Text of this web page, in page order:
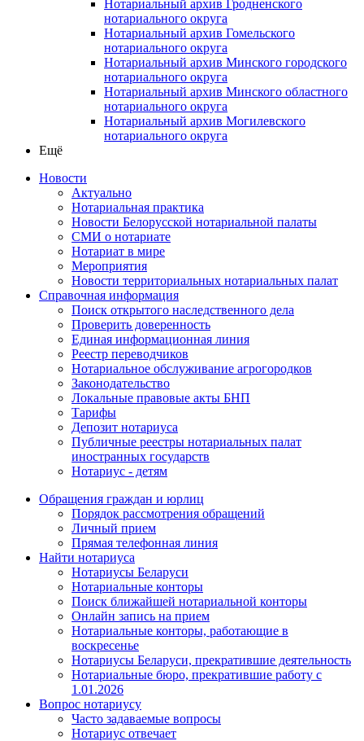
Нотариальный архив Гродненского
нотариального округа
Нотариальный архив Гомельского
нотариального округа
Нотариальный архив Минского городского
нотариального округа
Нотариальный архив Минского областного
нотариального округа
Нотариальный архив Могилевского
нотариального округа
Ещё
Новости
Актуально
Нотариальная практика
Новости Белорусской нотариальной палаты
СМИ о нотариате
Нотариат в мире
Мероприятия
Новости территориальных нотариальных палат
Справочная информация
Поиск открытого наследственного дела
Проверить доверенность
Единая информационная линия
Реестр переводчиков
Нотариальное обслуживание агрогородков
Законодательство
Локальные правовые акты БНП
Тарифы
Депозит нотариуса
Публичные реестры нотариальных палат
иностранных государств
Нотариус - детям
Обращения граждан и юрлиц
Порядок рассмотрения обращений
Личный прием
Прямая телефонная линия
Найти нотариуса
Нотариусы Беларуси
Нотариальные конторы
Поиск ближайшей нотариальной конторы
Онлайн запись на прием
Нотариальные конторы, работающие в
воскресенье
Нотариусы Беларуси, прекратившие деятельность
Нотариальные бюро, прекратившие работу с
1.01.2026
Вопрос нотариусу
Часто задаваемые вопросы
Нотариус отвечает